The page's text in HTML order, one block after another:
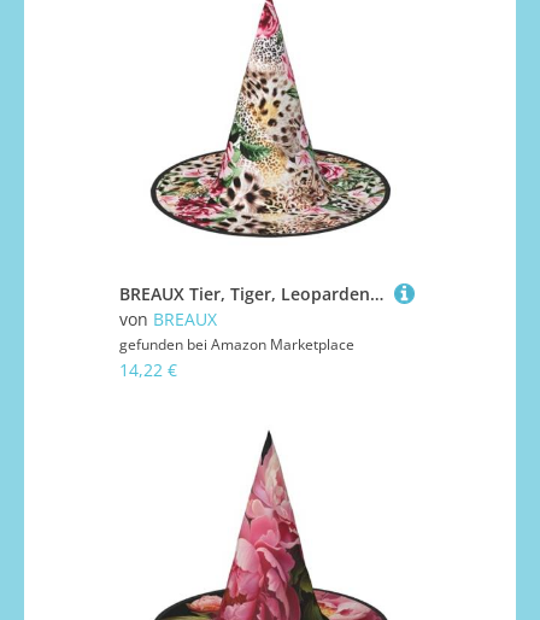
BREAUX Tier, Tiger, Leopardenmuster, Rose, Blumendruck, Halloween, Hexe und Zaubererhut, Hexenkostüm für Themendekoration, Halloween-Party
von BREAUX
gefunden bei Amazon Marketplace
14,22 €